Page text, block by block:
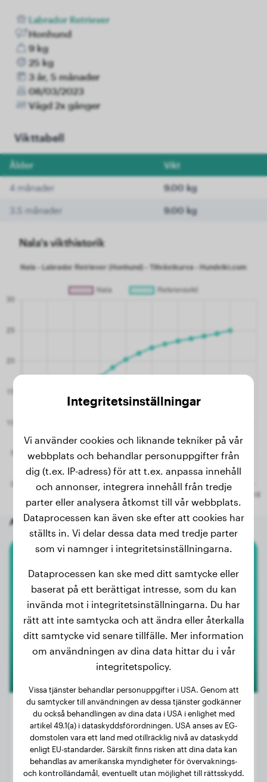
Labrador Retriever
Honhund
9 kg
25 kg
3 år, 5 månader
08/03/2023
Vägd 2x gånger
Vikttabell
Ålder Vikt
4 månader 9.00 kg
3.5 månader 9.00 kg
Nala's vikthistorik
Andra slumpmässiga hundar
Teun
Vikt:
27 kg
Ålder:
3 år, 9 månader
Kön:
Hanhund
Integritetsinställningar
Vi använder cookies och liknande tekniker på vår
webbplats och behandlar personuppgifter från
dig (t.ex. IP-adress) för att t.ex. anpassa innehåll
och annonser, integrera innehåll från tredje
parter eller analysera åtkomst till vår webbplats.
Dataprocessen kan även ske efter att cookies har
ställts in. Vi delar dessa data med tredje parter
som vi namnger i integritetsinställningarna.
Dataprocessen kan ske med ditt samtycke eller
baserat på ett berättigat intresse, som du kan
invända mot i integritetsinställningarna. Du har
rätt att inte samtycka och att ändra eller återkalla
ditt samtycke vid senare tillfälle. Mer information
om användningen av dina data hittar du i vår
integritetspolicy.
Vissa tjänster behandlar personuppgifter i USA. Genom att
du samtycker till användningen av dessa tjänster godkänner
du också behandlingen av dina data i USA i enlighet med
artikel 49.1(a) i dataskyddsförordningen. USA anses av EG-
domstolen vara ett land med otillräcklig nivå av dataskydd
enligt EU-standarder. Särskilt finns risken att dina data kan
behandlas av amerikanska myndigheter för övervaknings-
och kontrolländamål, eventuellt utan möjlighet till rättsskydd.